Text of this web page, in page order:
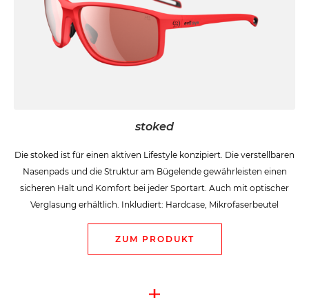
stoked
Die stoked ist für einen aktiven Lifestyle konzipiert. Die verstellbaren
Nasenpads und die Struktur am Bügelende gewährleisten einen
sicheren Halt und Komfort bei jeder Sportart. Auch mit optischer
Verglasung erhältlich. Inkludiert: Hardcase, Mikrofaserbeutel
ZUM PRODUKT